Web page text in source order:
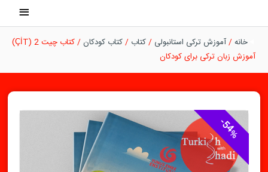
به
اصلی
خانه/آموزش ترکی استانبولی /کتاب /کتاب کودکان
/ کتاب چیت 2 (ÇİT)
آموزش زبان ترکی برای کودکان
%
54